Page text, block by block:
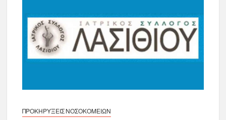
ΠΡΟΚΗΡΥΞΕΙΣ ΝΟΣΟΚΟΜΕΙΩΝ